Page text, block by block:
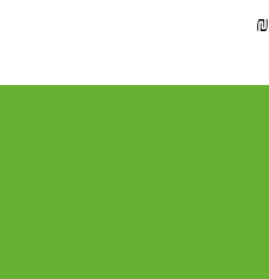
₪